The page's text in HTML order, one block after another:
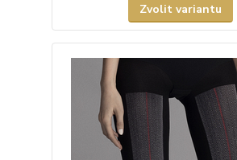
Zvolit variantu